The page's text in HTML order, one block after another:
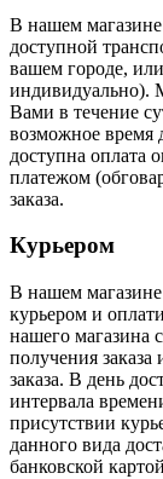
В нашем
доступной
вашем городе,
индивидуально).
Вами в течение
возможное время
доступна оплата
платежом
заказа.
Курьером
В нашем магазине
курьером и
нашего магазина
получения
заказа. В день
интервала
присутствии
данного вида
банковской